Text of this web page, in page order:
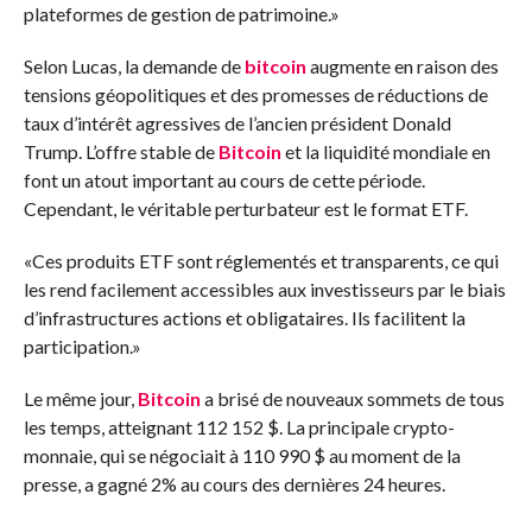
plateformes de gestion de patrimoine.»
Selon Lucas, la demande de bitcoin augmente en raison des
tensions géopolitiques et des promesses de réductions de
taux d’intérêt agressives de l’ancien président Donald
Trump. L’offre stable de Bitcoin et la liquidité mondiale en
font un atout important au cours de cette période.
Cependant, le véritable perturbateur est le format ETF.
«Ces produits ETF sont réglementés et transparents, ce qui
les rend facilement accessibles aux investisseurs par le biais
d’infrastructures actions et obligataires. Ils facilitent la
participation.»
Le même jour, Bitcoin a brisé de nouveaux sommets de tous
les temps, atteignant 112 152 $. La principale crypto-
monnaie, qui se négociait à 110 990 $ au moment de la
presse, a gagné 2% au cours des dernières 24 heures.